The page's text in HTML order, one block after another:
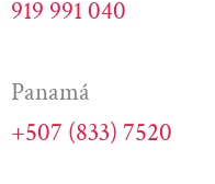
919 991 040
Panamá
+507 (833) 7520